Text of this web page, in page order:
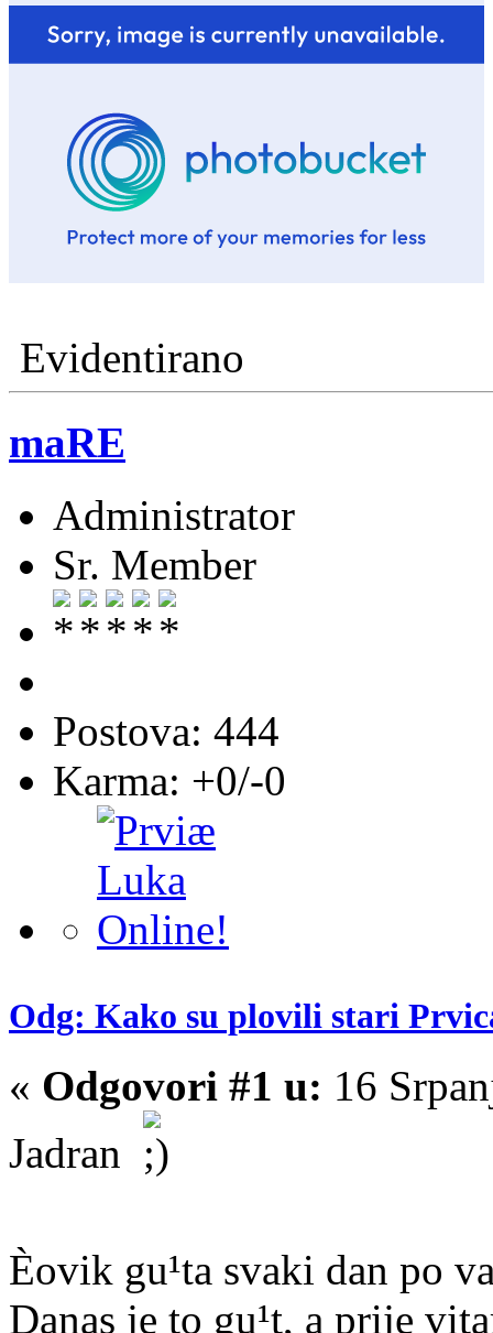
Evidentirano
maRE
Administrator
Sr. Member
Postova: 444
Karma: +0/-0
Odg: Kako su plovili stari
« Odgovori #1 u: 16
Jadran
Èovik gu¹ta svaki dan po
Danas je to gu¹t, a prije